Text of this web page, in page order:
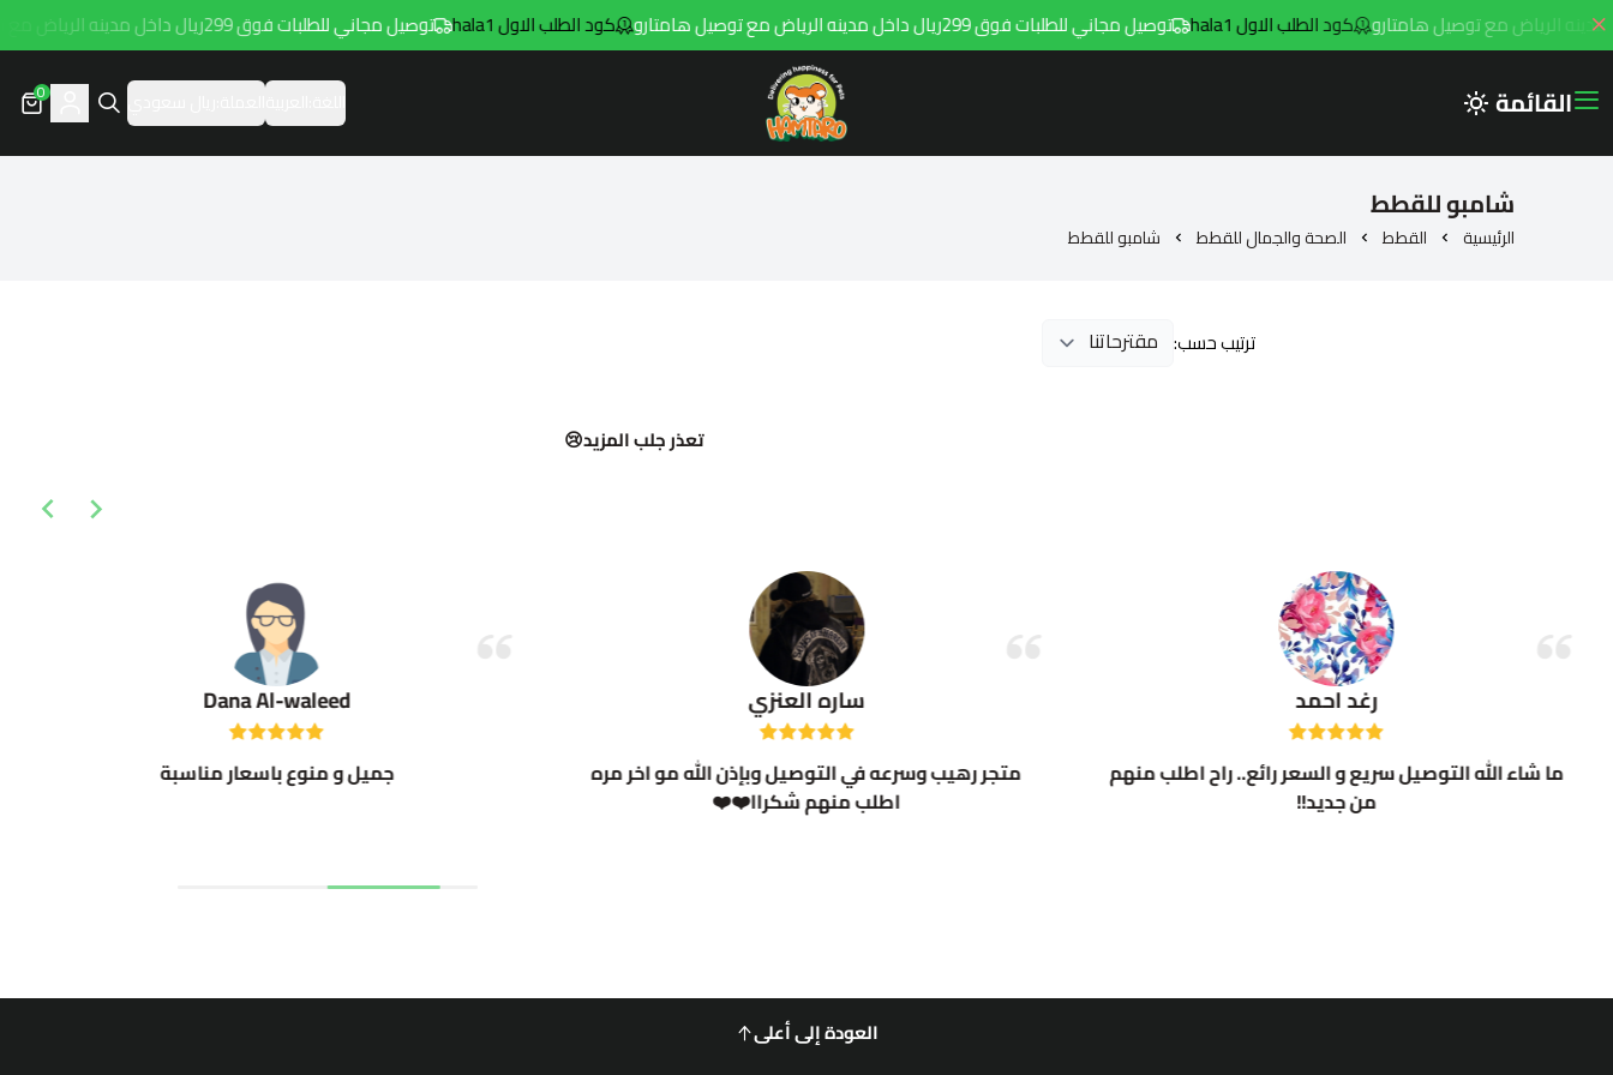
كود الطلب الاول hala1 توصيل مجاني للطلبات فوق 299ريال داخل مدينه الرياض مع توصيل هامتارو كود الطلب الاول hala1 توصيل مجاني للطلبات فوق 299ريال داخل مدينه الرياض مع توصيل هامتارو
القائمة Hamtaro
0
شامبو للقطط
الرئيسية القطط الصحة والجمال للقطط شامبو للقطط
ترتيب حسب:
تعذر جلب المزيد😢
رغد احمد
ما شاء الله التوصيل سريع و السعر رائع.. راح اطلب منهم
من جديد!!
ساره العنزي
متجر رهيب وسرعه في التوصيل وبإذن الله مو اخر مره
اطلب منهم شكراا❤️❤️
Dana Al-waleed
جميل و منوع باسعار مناسبة
العودة إلى أعلى